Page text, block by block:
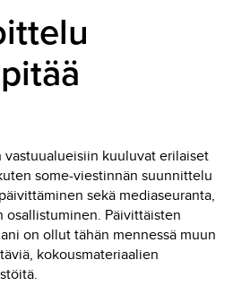
kuuluvat erilaiset
some-viestinnän suunnittelu
sekä mediaseuranta,
Päivittäisten
on ollut tähän mennessä muun
kokousmateriaalien